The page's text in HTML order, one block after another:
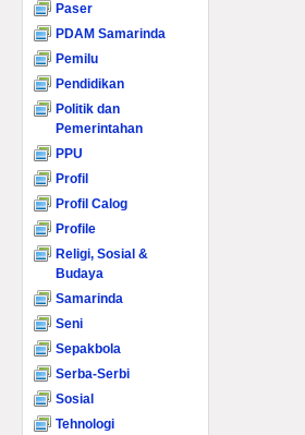
Paser
PDAM Samarinda
Pemilu
Pendidikan
Politik dan
Pemerintahan
PPU
Profil
Profil Calog
Profile
Religi, Sosial &
Budaya
Samarinda
Seni
Sepakbola
Serba-Serbi
Sosial
Tehnologi